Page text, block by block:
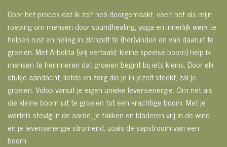
Door het proces dat ik zelf heb doorgemaakt, voelt het als mijn
roeping om mensen door soundhealing, yoga en innerlijk werk te
helpen rust en heling in zichzelf te (her)vinden en van daaruit te
groeien. Met Arbolita (vrij vertaald: kleine speelse boom) help ik
mensen te herinneren dat groeien begint bij iets kleins. Door elk
stukje aandacht, liefde en zorg die je in jezelf steekt, zal je
groeien. Volop vanuit je eigen unieke levensenergie. Om net als
die kleine boom uit te groeien tot een krachtige boom. Met je
wortels stevig in de aarde, je takken en bladeren vrij in de wind
en je levensenergie stromend, zoals de sapstroom van een
boom.